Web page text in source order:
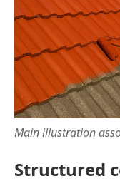
Main illustration
Structured